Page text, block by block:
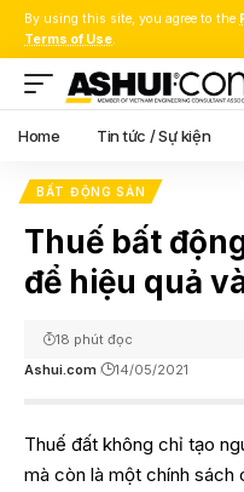
By using this site, you agree to the
Terms of Use.
Home Tin tức / Sự kiện
BẤT ĐỘNG SẢN
Thuế bất
để hiệu quả
Ashui.com 14/05/2021
18 phút đọc
Thuế đất không chỉ tạo
mà còn là một chính